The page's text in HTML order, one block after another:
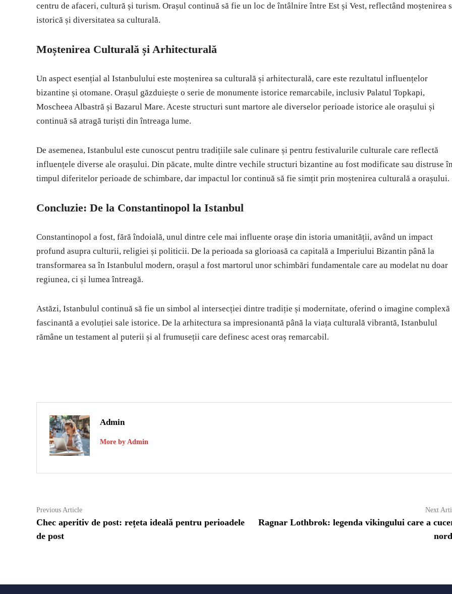
centru de afaceri, cultură și turism. Orașul continuă să fie un loc de întâlnire între Est și Vest, reflectând moștenirea
istorică și diversitatea sa culturală.
Moștenirea Culturală și Arhitecturală
Un aspect esențial al Istanbulului este moștenirea sa culturală și arhitecturală, care este rezultatul influențelor
bizantine și otomane. Orașul găzduiește o serie de monumente istorice remarcabile, inclusiv Palatul Topkapi,
Moscheea Albastră și Bazarul Mare. Aceste structuri sunt martore ale diverselor perioade istorice ale orașului și
continuă să atragă turiști din întreaga lume.
De asemenea, Istanbulul este cunoscut pentru tradițiile sale culinare și pentru festivalurile culturale care reflectă
influențele diverse ale orașului. Din păcate, multe dintre vechile structuri bizantine au fost modificate sau distruse
timpul diferitelor perioade de schimbare, dar impactul lor continuă să fie simțit prin moștenirea culturală a orașului.
Concluzie: De la Constantinopol la Istanbul
Constantinopol a fost, fără îndoială, unul dintre cele mai influente orașe din istoria umanității, având un impact
profund asupra culturii, religiei și politicii. De la perioada sa glorioasă ca capitală a Imperiului Bizantin până la
transformarea sa în Istanbulul modern, orașul a fost martorul unor schimbări fundamentale care au modelat nu doar
regiunea, ci și lumea întreagă.
Astăzi, Istanbulul continuă să fie un simbol al intersecției dintre tradiție și modernitate, oferind o imagine complexă
fascinantă a evoluției sale istorice. De la arhitectura sa impresionantă până la viața culturală vibrantă, Istanbulul
rămâne un testament al puterii și al frumuseții care definesc acest oraș remarcabil.
Admin
More by Admin
Navigare
în
articole
Previous ArticlePrevious
article:
Chec aperitiv de post: rețeta ideală pentru perioadele
de post
Next
Ragnar Lothbrok: legenda vikingului care a